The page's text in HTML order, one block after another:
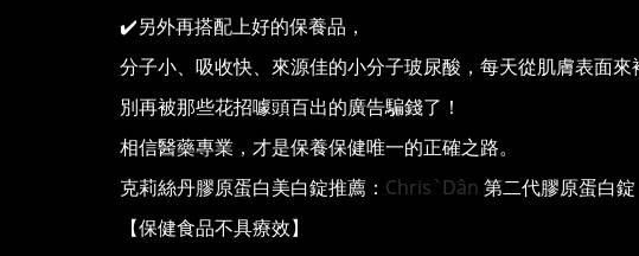
✔️另外再搭配上好的保養品，
分子小、吸收快、來源佳的小分子玻尿酸，每天從肌膚表面來
別再被那些花招噱頭百出的廣告騙錢了！
相信醫藥專業，才是保養保健唯一的正確之路。
克莉絲丹膠原蛋白美白錠推薦： Chris`Dân 第二代膠原蛋白錠
【保健食品不具療效】